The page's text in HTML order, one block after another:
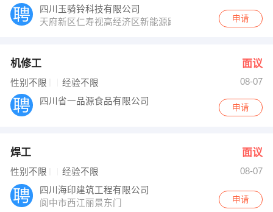
四川玉骑铃科技有限公司
天府新区仁寿视高经济区新能源路
申请
机修工 面议
性别不限 经验不限
08-07
四川省一品源食品有限公司
申请
焊工 面议
性别不限 经验不限
08-07
四川海印建筑工程有限公司
阆中市西江丽景东门
申请